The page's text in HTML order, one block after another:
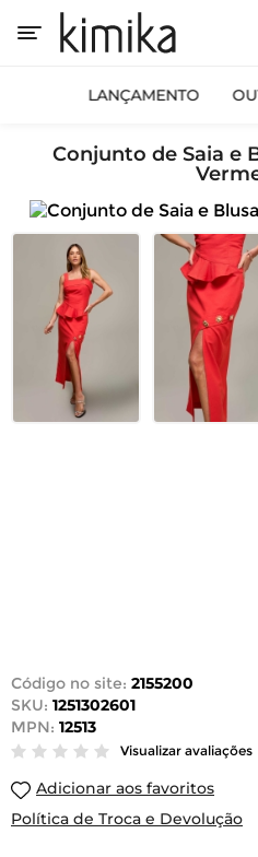
LANÇAMENTO
Conjunto de Saia e
Código no site: 2155200
SKU: 1251302601
MPN: 12513
Visualizar avaliações
Adicionar aos favoritos
Política de Troca e Devolução